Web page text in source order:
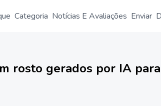
Categoria Notícias E Avaliações Enviar
rosto gerados por IA para